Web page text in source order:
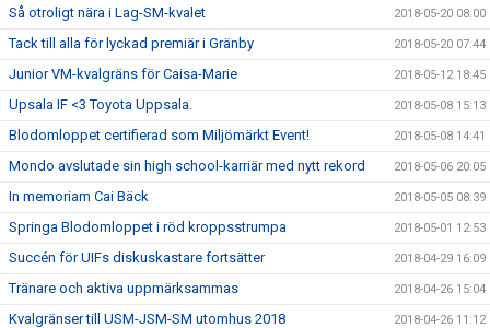
Så otroligt nära i Lag-SM-kvalet 2018-05-20 08:00
Tack till alla för lyckad premiär i Gränby 2018-05-20 07:44
Junior VM-kvalgräns för Caisa-Marie 2018-05-12 18:45
Upsala IF <3 Toyota Uppsala. 2018-05-08 15:13
Blodomloppet certifierad som Miljömärkt Event! 2018-05-08 14:41
Mondo avslutade sin high school-karriär med nytt rekord 2018-05-06 20:05
In memoriam Cai Bäck 2018-05-05 08:39
Springa Blodomloppet i röd kroppsstrumpa 2018-05-01 12:53
Succén för UIFs diskuskastare fortsätter 2018-04-29 16:09
Tränare och aktiva uppmärksammas 2018-04-26 15:04
Kvalgränser till USM-JSM-SM utomhus 2018 2018-04-26 11:12